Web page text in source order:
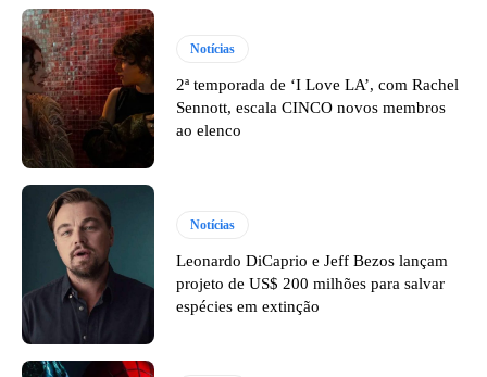
Notícias
2ª temporada de ‘I Love LA’, com Rachel
Sennott, escala CINCO novos membros
ao elenco
Notícias
Leonardo DiCaprio e Jeff Bezos lançam
projeto de US$ 200 milhões para salvar
espécies em extinção